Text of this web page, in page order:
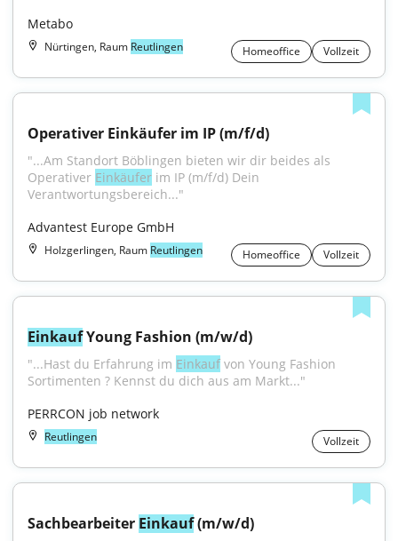
Metabo
Nürtingen, Raum Reutlingen Homeoffice Vollzeit
Operativer Einkäufer im IP (m/f/d)
"...Am Standort Böblingen bieten wir dir beides als
Operativer Einkäufer im IP (m/f/d) Dein
Verantwortungsbereich..."
Advantest Europe GmbH
Holzgerlingen, Raum Reutlingen Homeoffice Vollzeit
Einkauf Young Fashion (m/w/d)
"...Hast du Erfahrung im Einkauf von Young Fashion
Sortimenten ? Kennst du dich aus am Markt..."
PERRCON job network
Reutlingen Vollzeit
Sachbearbeiter Einkauf (m/w/d)